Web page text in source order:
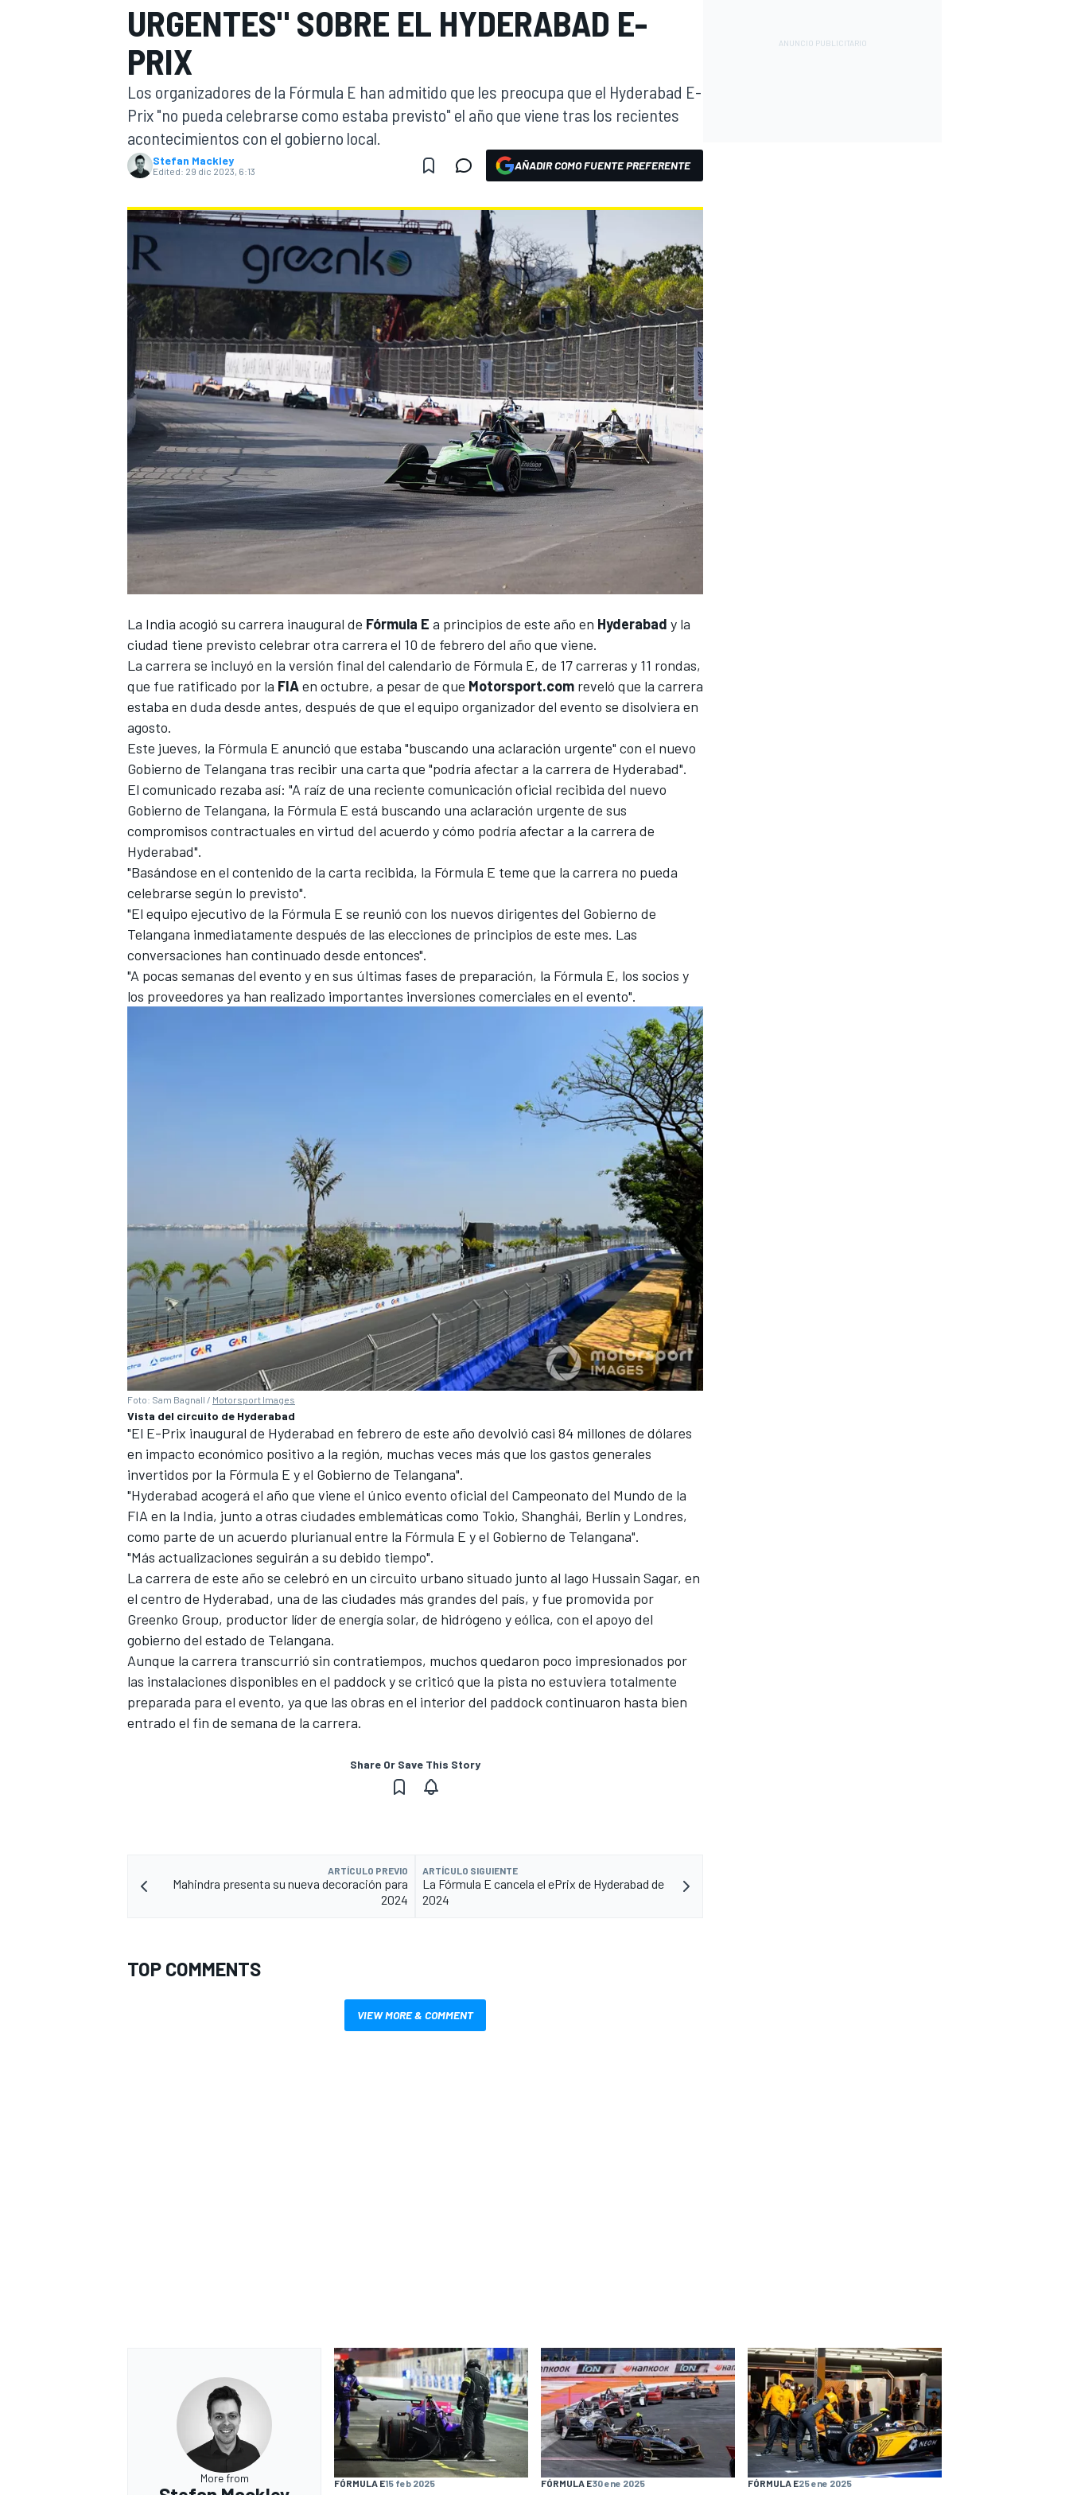
FÓRMULA E MOTO
NASCARINDYCARSPORTSCAR
MÁS
URGENTES" SOBRE EL HYDERABAD E-
PRIX
Los organizadores de la Fórmula E han admitido que les preocupa que el Hyderabad E-
Prix "no pueda celebrarse como estaba previsto" el año que viene tras los recientes
acontecimientos con el gobierno local.
Stefan Mackley
Edited: 29 dic 2023, 6:13 AÑADIR COMO FUENTE PREFERENTE
La India acogió su carrera inaugural de Fórmula E a principios de este año en Hyderabad y la
ciudad tiene previsto celebrar otra carrera el 10 de febrero del año que viene.
La carrera se incluyó en la versión final del calendario de Fórmula E, de 17 carreras y 11 rondas,
que fue ratificado por la FIAen octubre, a pesar de que Motorsport.com reveló que la carrera
estaba en duda desde antes, después de que el equipo organizador del evento se disolviera en
agosto.
Este jueves, la Fórmula E anunció que estaba "buscando una aclaración urgente" con el nuevo
Gobierno de Telangana tras recibir una carta que "podría afectar a la carrera de Hyderabad".
El comunicado rezaba así: "A raíz de una reciente comunicación oficial recibida del nuevo
Gobierno de Telangana, la Fórmula E está buscando una aclaración urgente de sus
compromisos contractuales en virtud del acuerdo y cómo podría afectar a la carrera de
Hyderabad".
"Basándose en el contenido de la carta recibida, la Fórmula E teme que la carrera no pueda
celebrarse según lo previsto".
"El equipo ejecutivo de la Fórmula E se reunió con los nuevos dirigentes del Gobierno de
Telangana inmediatamente después de las elecciones de principios de este mes. Las
conversaciones han continuado desde entonces".
"A pocas semanas del evento y en sus últimas fases de preparación, la Fórmula E, los socios y
los proveedores ya han realizado importantes inversiones comerciales en el evento".
Foto: Sam Bagnall / Motorsport Images
Vista del circuito de Hyderabad
"El E-Prix inaugural de Hyderabad en febrero de este año devolvió casi 84 millones de dólares
en impacto económico positivo a la región, muchas veces más que los gastos generales
invertidos por la Fórmula E y el Gobierno de Telangana".
"Hyderabad acogerá el año que viene el único evento oficial del Campeonato del Mundo de la
FIA en la India, junto a otras ciudades emblemáticas como Tokio, Shanghái, Berlín y Londres,
como parte de un acuerdo plurianual entre la Fórmula E y el Gobierno de Telangana".
"Más actualizaciones seguirán a su debido tiempo".
La carrera de este año se celebró en un circuito urbano situado junto al lago Hussain Sagar, en
el centro de Hyderabad, una de las ciudades más grandes del país, y fue promovida por
Greenko Group, productor líder de energía solar, de hidrógeno y eólica, con el apoyo del
gobierno del estado de Telangana.
Aunque la carrera transcurrió sin contratiempos, muchos quedaron poco impresionados por
las instalaciones disponibles en el paddock y se criticó que la pista no estuviera totalmente
preparada para el evento, ya que las obras en el interior del paddock continuaron hasta bien
entrado el fin de semana de la carrera.
Share Or Save This Story
ARTÍCULO PREVIO
Mahindra presenta su nueva decoración para
2024
ARTÍCULO SIGUIENTE
La Fórmula E cancela el ePrix de Hyderabad de
2024
TOP COMMENTS
VIEW MORE & COMMENT
More from FÓRMULA E15 feb 2025 FÓRMULA E30 ene 2025 FÓRMULA E25 ene 2025